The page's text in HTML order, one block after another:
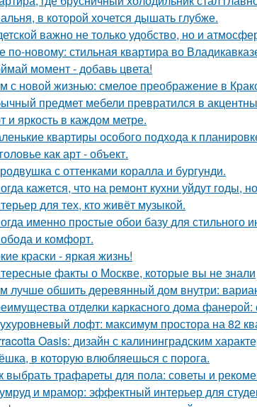
в которой хочется дышать глубже.
важно не только удобство, но и
по-новому: стильная квартира во
момент - добавь цвета!
с новой жизнью: смелое преображение в
предмет мебели превратился в
и яркость в каждом метре.
квартиры особого подхода к
как арт - объект.
с оттенками коралла и бургунди.
кажется, что на ремонт кухни уйдут годы,
для тех, кто живёт музыкой.
именно простые обои базу для стильного
и комфорт.
краски - яркая жизнь!
факты о Москве, которые вы не знали
лучше обшить деревянный дом внутри:
отделки каркасного дома
лофт: максимум простора на 82
Oasis: дизайн с калининградским
в которую влюбляешься с порога.
выбрать трафареты для пола: советы и
и мрамор: эффектный интерьер для